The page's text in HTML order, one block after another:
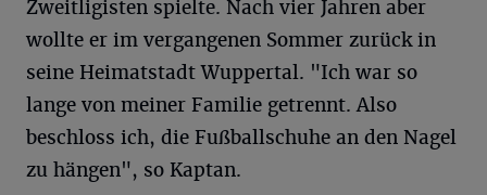
Zweitligisten spielte. Nach vier Jahren aber
wollte er im vergangenen Sommer zurück in
seine Heimatstadt Wuppertal. "Ich war so
lange von meiner Familie getrennt. Also
beschloss ich, die Fußballschuhe an den Nagel
zu hängen", so Kaptan.